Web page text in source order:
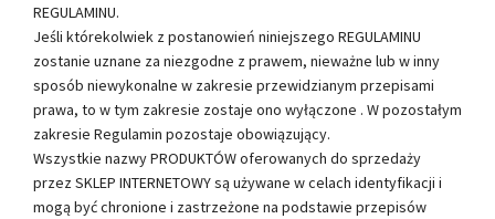
REGULAMINU.
Jeśli którekolwiek z postanowień niniejszego REGULAMINU
zostanie uznane za niezgodne z prawem, nieważne lub w inny
sposób niewykonalne w zakresie przewidzianym przepisami
prawa, to w tym zakresie zostaje ono wyłączone . W pozostałym
zakresie Regulamin pozostaje obowiązujący.
Wszystkie nazwy PRODUKTÓW oferowanych do sprzedaży
przez SKLEP INTERNETOWY są używane w celach identyfikacji i
mogą być chronione i zastrzeżone na podstawie przepisów